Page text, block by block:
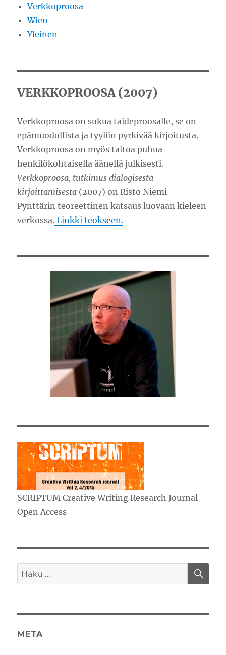
Verkkoproosa
Wien
Yleinen
VERKKOPROOSA (2007)
Verkkoproosa on sukua taideproosalle, se on
epämuodollista ja tyyliin pyrkivää kirjoitusta.
Verkkoproosa on myös taitoa puhua
henkilökohtaisella äänellä julkisesti.
Verkkoproosa, tutkimus dialogisesta
kirjoittamisesta (2007) on Risto Niemi-
Pynttärin teoreettinen katsaus luovaan kieleen
verkossa. Linkki teokseen.
SCRIPTUM Creative Writing Research Journal
Open Access
Etsi:
META